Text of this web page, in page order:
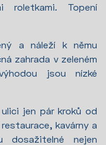
roletkami. Topení
a náleží k němu
zahrada v zeleném
jsou nízké
jen pár kroků od
kavárny a
dosažitelné nejen